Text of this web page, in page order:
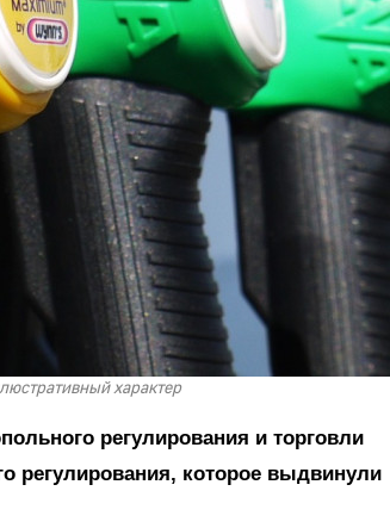
характер
регулирования и торговли
регулирования, которое выдвинули